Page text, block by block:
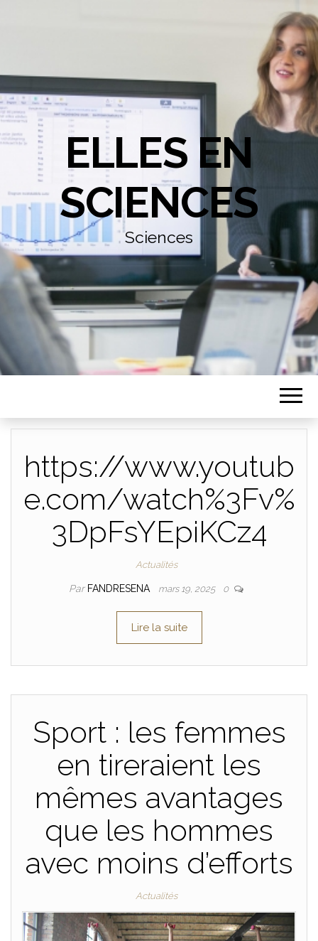
ELLES EN
SCIENCES
Sciences
https://www.youtub
e.com/watch%3Fv%
3DpFsYEpiKCz4
Actualités
Par FANDRESENA mars 19, 2025 0
Lire la suite
Sport : les femmes
en tireraient les
mêmes avantages
que les hommes
avec moins d’efforts
Actualités